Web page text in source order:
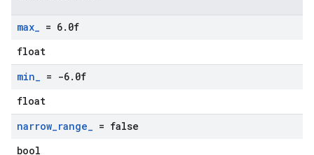
max_ = 6. 0f
float
min_ = -6. 0f
float
narrow_range_ = false
bool